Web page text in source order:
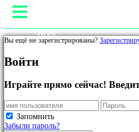
Рекомендуемые
Что
нового
Бесплатные
онлайн
игры
Игра
Геймплей
Hовости
Pуководство
Форум
Магазин
Вы ещё не зарегистрированы?
Войти
Играйте прямо сейчас!
Запомнить
Забыли пароль?